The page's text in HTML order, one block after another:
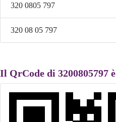
320 0805 797
320 08 05 797
Il QrCode di 3200805797 è